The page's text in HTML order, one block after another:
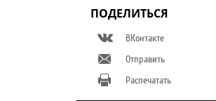
ПОДЕЛИТЬСЯ
ВКонтакте
Отправить
Распечатать